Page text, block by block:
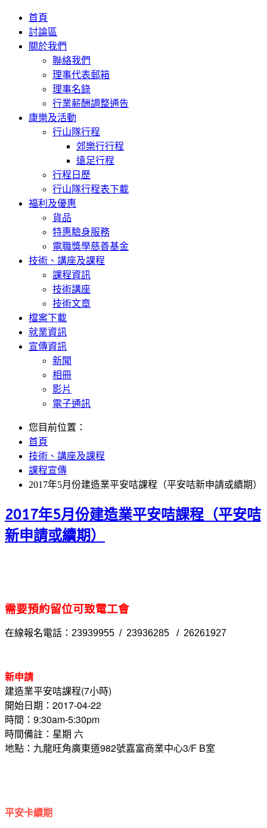
首頁
討論區
關於我們
聯絡我們
理事代表郵箱
理事名錄
行業薪酬調整通告
康樂及活動
行山隊行程
郊樂行行程
遠足行程
行程日歷
行山隊行程表下載
福利及優惠
貨品
特惠驗身服務
電職獎學慈善基金
技術、講座及課程
課程資訊
技術講座
技術文章
檔案下載
就業資訊
宣傳資訊
新聞
相冊
影片
電子通訊
您目前位置：
首頁
技術、講座及課程
課程宣傳
2017年5月份建造業平安咭課程（平安咭新申請或續期）
2017年5月份建造業平安咭課程（平安咭
新申請或續期）
需要預約留位可致電工會
在線報名電話：23939955 / 23936285 / 26261927
新申請
建造業平安咭課程(7小時)
開始日期：2017-04-22
時間：9:30am-5:30pm
時間備註：星期 六
地點：九龍旺角廣東道982號嘉富商業中心3/F B室
平安卡續期